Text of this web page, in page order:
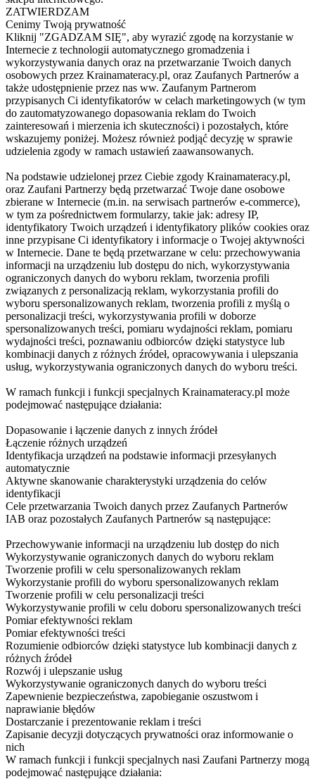
ZATWIERDZAM
Cenimy Twoją prywatność
Kliknij "ZGADZAM SIĘ", aby wyrazić zgodę na korzystanie w
Internecie z technologii automatycznego gromadzenia i
wykorzystywania danych oraz na przetwarzanie Twoich danych
osobowych przez Krainamateracy.pl, oraz Zaufanych Partnerów a
także udostępnienie przez nas ww. Zaufanym Partnerom
przypisanych Ci identyfikatorów w celach marketingowych (w tym
do zautomatyzowanego dopasowania reklam do Twoich
zainteresowań i mierzenia ich skuteczności) i pozostałych, które
wskazujemy poniżej. Możesz również podjąć decyzję w sprawie
udzielenia zgody w ramach ustawień zaawansowanych.
Na podstawie udzielonej przez Ciebie zgody Krainamateracy.pl,
oraz Zaufani Partnerzy będą przetwarzać Twoje dane osobowe
zbierane w Internecie (m.in. na serwisach partnerów e-commerce),
w tym za pośrednictwem formularzy, takie jak: adresy IP,
identyfikatory Twoich urządzeń i identyfikatory plików cookies oraz
inne przypisane Ci identyfikatory i informacje o Twojej aktywności
w Internecie. Dane te będą przetwarzane w celu: przechowywania
informacji na urządzeniu lub dostępu do nich, wykorzystywania
ograniczonych danych do wyboru reklam, tworzenia profili
związanych z personalizacją reklam, wykorzystania profili do
wyboru spersonalizowanych reklam, tworzenia profili z myślą o
personalizacji treści, wykorzystywania profili w doborze
spersonalizowanych treści, pomiaru wydajności reklam, pomiaru
wydajności treści, poznawaniu odbiorców dzięki statystyce lub
kombinacji danych z różnych źródeł, opracowywania i ulepszania
usług, wykorzystywania ograniczonych danych do wyboru treści.
W ramach funkcji i funkcji specjalnych Krainamateracy.pl może
podejmować następujące działania:
Dopasowanie i łączenie danych z innych źródeł
Łączenie różnych urządzeń
Identyfikacja urządzeń na podstawie informacji przesyłanych
automatycznie
Aktywne skanowanie charakterystyki urządzenia do celów
identyfikacji
Cele przetwarzania Twoich danych przez Zaufanych Partnerów
IAB oraz pozostałych Zaufanych Partnerów są następujące:
Przechowywanie informacji na urządzeniu lub dostęp do nich
Wykorzystywanie ograniczonych danych do wyboru reklam
Tworzenie profili w celu spersonalizowanych reklam
Wykorzystanie profili do wyboru spersonalizowanych reklam
Tworzenie profili w celu personalizacji treści
Wykorzystywanie profili w celu doboru spersonalizowanych treści
Pomiar efektywności reklam
Pomiar efektywności treści
Rozumienie odbiorców dzięki statystyce lub kombinacji danych z
różnych źródeł
Rozwój i ulepszanie usług
Wykorzystywanie ograniczonych danych do wyboru treści
Zapewnienie bezpieczeństwa, zapobieganie oszustwom i
naprawianie błędów
Dostarczanie i prezentowanie reklam i treści
Zapisanie decyzji dotyczących prywatności oraz informowanie o
nich
W ramach funkcji i funkcji specjalnych nasi Zaufani Partnerzy mogą
podejmować następujące działania: